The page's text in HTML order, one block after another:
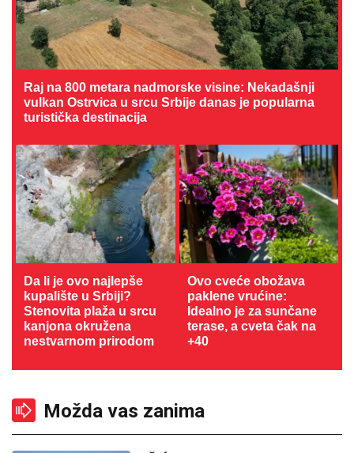
Raj na 800 metara nadmorske visine: Nekadašnji
vulkan Ostrvica u srcu Srbije danas je popularna
turistička destinacija
Da li je ovo najlepše
kupalište u Srbiji?
Stenovita plaža u srcu
kanjona okružena
nestvarnom prirodom
Ovo cveće obožava
paklene vrućine:
Idealno je za sunčane
terase, a cveta čak na
+40
Možda vas zanima